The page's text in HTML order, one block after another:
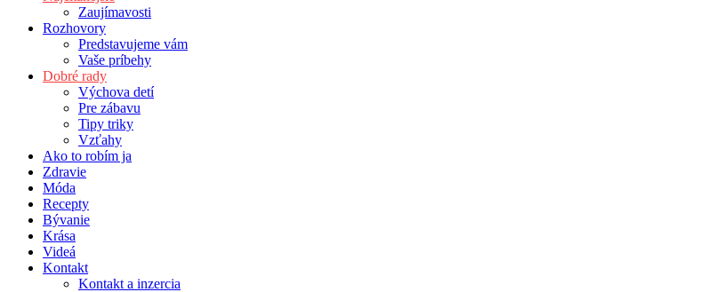
Zaujímavosti
Rozhovory
Predstavujeme vám
Vaše príbehy
Dobré rady
Výchova detí
Pre zábavu
Tipy triky
Vzťahy
Ako to robím ja
Zdravie
Móda
Recepty
Bývanie
Krása
Videá
Kontakt
Kontakt a inzercia